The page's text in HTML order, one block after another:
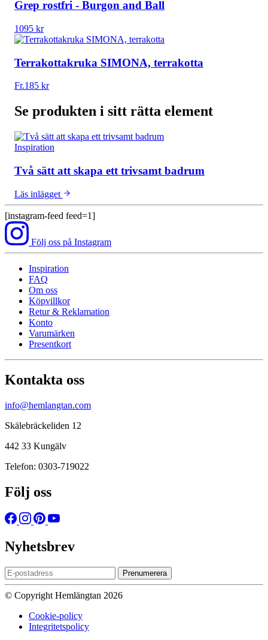
Grep rostfri - Burgon and Ball
1095 kr
Terrakottakruka SIMONA, terrakotta
Fr.185 kr
Se produkten i sitt rätta element
Inspiration
Två sätt att skapa ett trivsamt badrum
Läs inlägget
[instagram-feed feed=1]
Följ oss på Instagram
Inspiration
FAQ
Om oss
Köpvillkor
Retur & Reklamation
Konto
Varumärken
Presentkort
Kontakta oss
info@hemlangtan.com
Skälebräckeliden 12
442 33 Kungälv
Telefon: 0303-719022
Följ oss
Nyhetsbrev
Prenumerera
© Copyright Hemlängtan 2026
Cookie-policy
Integritetspolicy